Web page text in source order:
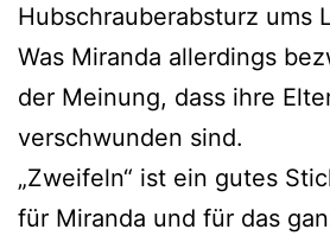
Hubschrauberabsturz ums
Was Miranda aller­dings
der Meinung, dass ihre
ver­schwun­den sind.
„Zweifeln“ ist ein gutes
für Miranda und für das